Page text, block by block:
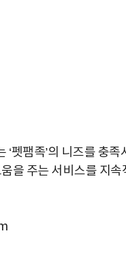
펫팸족’의 니즈를 충
을 주는 서비스를 지